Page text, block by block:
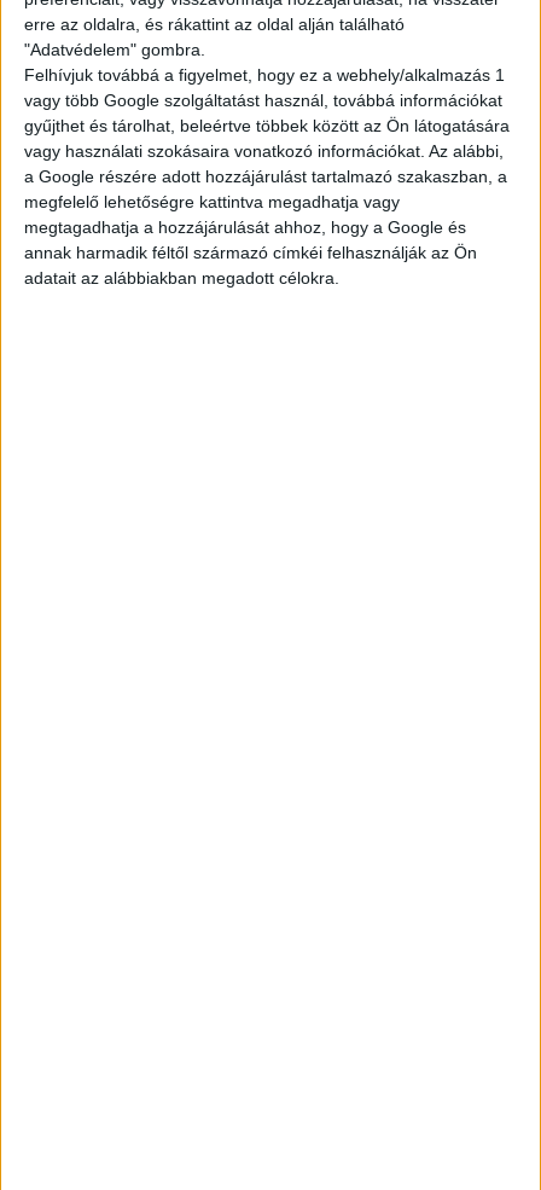
erre az oldalra, és rákattint az oldal alján található
"Adatvédelem" gombra.
Felhívjuk továbbá a figyelmet, hogy ez a webhely/alkalmazás 1
vagy több Google szolgáltatást használ, továbbá információkat
gyűjthet és tárolhat, beleértve többek között az Ön látogatására
vagy használati szokásaira vonatkozó információkat. Az alábbi,
a Google részére adott hozzájárulást tartalmazó szakaszban, a
megfelelő lehetőségre kattintva megadhatja vagy
megtagadhatja a hozzájárulását ahhoz, hogy a Google és
annak harmadik féltől származó címkéi felhasználják az Ön
adatait az alábbiakban megadott célokra.
A munka mellett a szórakozás is fontos! Folyamatos tréningeken
és csapatépítőkön vehetsz részt.
JELENTKEZÉS
KÉRDÉSED VAN?